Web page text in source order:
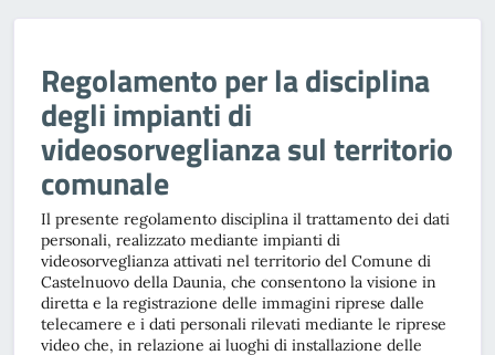
Regolamento per la disciplina
degli impianti di
videosorveglianza sul territorio
comunale
Il presente regolamento disciplina il trattamento dei dati
personali, realizzato mediante impianti di
videosorveglianza attivati nel territorio del Comune di
Castelnuovo della Daunia, che consentono la visione in
diretta e la registrazione delle immagini riprese dalle
telecamere e i dati personali rilevati mediante le riprese
video che, in relazione ai luoghi di installazione delle